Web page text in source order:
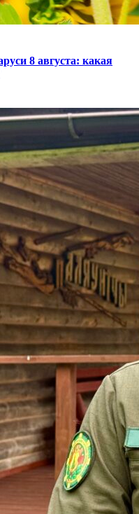
8 августа: какая